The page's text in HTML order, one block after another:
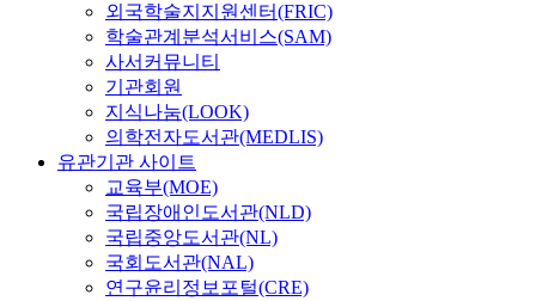
외국학술지지원센터(FRIC)
학술관계분석서비스(SAM)
사서커뮤니티
기관회원
지식나눔(LOOK)
의학전자도서관(MEDLIS)
유관기관 사이트
교육부(MOE)
국립장애인도서관(NLD)
국립중앙도서관(NL)
국회도서관(NAL)
연구윤리정보포털(CRE)